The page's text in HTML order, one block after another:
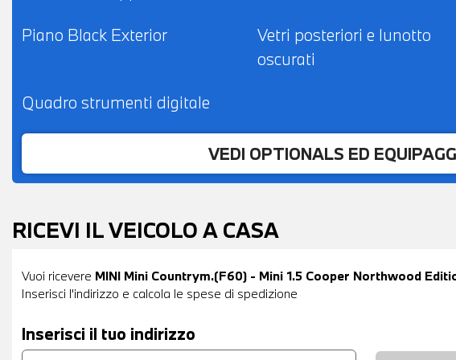
Piano Black Exterior
Vetri posteriori e lunotto
oscurati
Quadro strumenti digitale
VEDI OPTIONALS ED
RICEVI IL VEICOLO A CASA
Vuoi ricevere MINI Mini Countrym.(F60) - Mini 1.5 Cooper Northwood
Inserisci l'indirizzo e calcola le spese di spedizione
Inserisci il tuo indirizzo